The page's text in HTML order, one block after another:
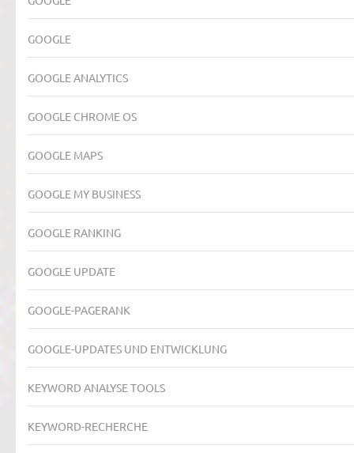
GOOGLE
GOOGLE ANALYTICS
GOOGLE CHROME OS
GOOGLE MAPS
GOOGLE MY BUSINESS
GOOGLE RANKING
GOOGLE UPDATE
GOOGLE-PAGERANK
GOOGLE-UPDATES UND ENTWICKLUNG
KEYWORD ANALYSE TOOLS
KEYWORD-RECHERCHE